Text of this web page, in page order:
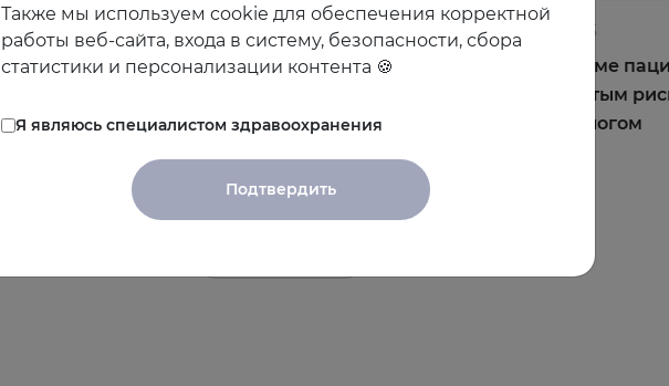
17.11.2025
Постменопауза: особенности ведения
23.06.2025
На приеме
сосудистым
кардиологом
Также мы используем cookie для обеспечения корректной
работы веб-сайта, входа в систему, безопасности, сбора
статистики и персонализации контента 🍪
Я являюсь специалистом здравоохранения
Подтвердить